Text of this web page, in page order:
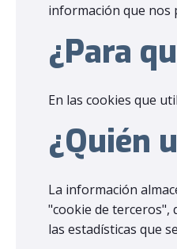
información que nos
¿Para
En las cookies que
¿Quién
La información
"cookie de terceros",
las estadísticas que